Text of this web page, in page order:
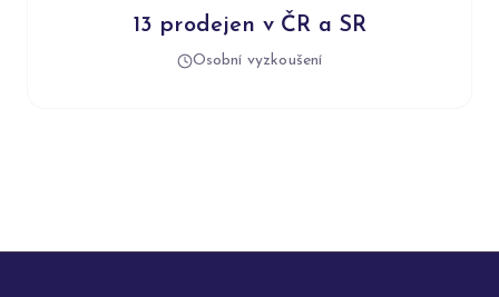
13 prodejen v ČR a SR
Osobní vyzkoušení